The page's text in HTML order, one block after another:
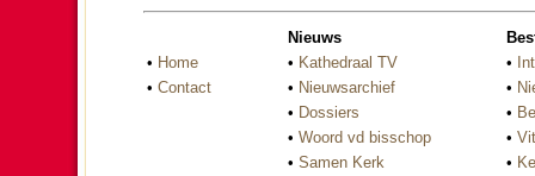
• Home
• Contact
Nieuws
• Kathedraal TV
• Nieuwsarchief
• Dossiers
• Woord vd bisschop
• Samen Kerk
•
•
•
•
•